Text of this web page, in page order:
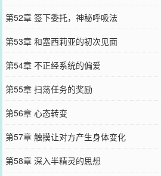
第52章 签下委托，神秘呼吸法
第53章 和塞西莉亚的初次见面
第54章 不正经系统的偏爱
第55章 扫荡任务的奖励
第56章 心态转变
第57章 触摸让对方产生身体变化
第58章 深入半精灵的思想